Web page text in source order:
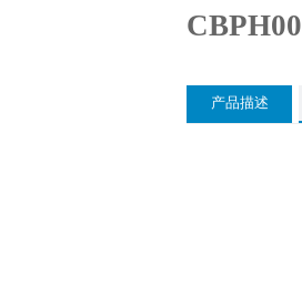
产品描述